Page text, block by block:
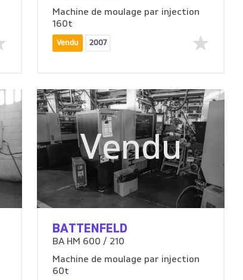
Machine de moulage par injection
160t
Vendu 2007
Vendu
BATTENFELD
BA HM 600 / 210
Machine de moulage par injection
60t